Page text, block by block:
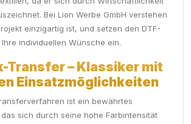
Bei Lion Werbe GmbH verstehen
einzigartig ist, und setzen den DTF-
individuellen Wünsche ein.
Transfer – Klassiker mit
Einsatzmöglichkeiten
ist ein bewährtes
sich durch seine hohe Farbintensität